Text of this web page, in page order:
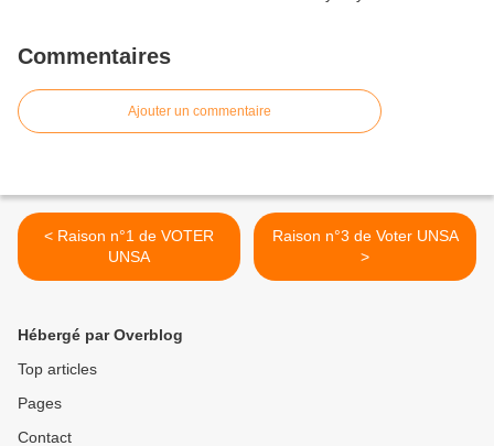
Commentaires
Ajouter un commentaire
< Raison n°1 de VOTER
UNSA
Raison n°3 de Voter UNSA
>
Hébergé par Overblog
Top articles
Pages
Contact